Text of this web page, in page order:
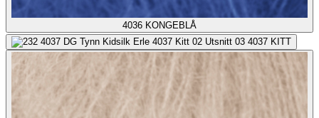
4036 KONGEBLÅ
4037 KITT